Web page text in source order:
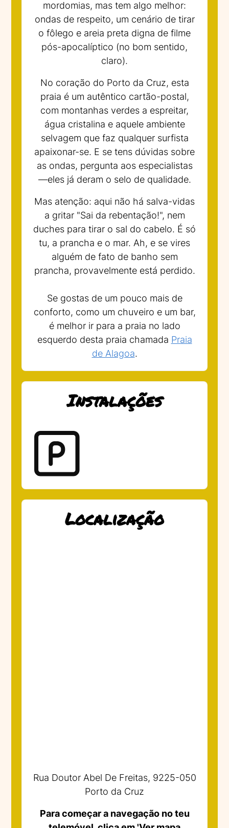
mordomias, mas tem algo melhor:
ondas de respeito, um cenário de tirar
o fôlego e areia preta digna de filme
pós-apocalíptico (no bom sentido,
claro).
No coração do Porto da Cruz, esta
praia é um autêntico cartão-postal,
com montanhas verdes a espreitar,
água cristalina e aquele ambiente
selvagem que faz qualquer surfista
apaixonar-se. E se tens dúvidas sobre
as ondas, pergunta aos especialistas
—eles já deram o selo de qualidade.
Mas atenção: aqui não há salva-vidas
a gritar "Sai da rebentação!", nem
duches para tirar o sal do cabelo. É só
tu, a prancha e o mar. Ah, e se vires
alguém de fato de banho sem
prancha, provavelmente está perdido.
Se gostas de um pouco mais de
conforto, como um chuveiro e um bar,
é melhor ir para a praia no lado
esquerdo desta praia chamada Praia
de Alagoa.
Instalações
Localização
Rua Doutor Abel De Freitas, 9225-050
Porto da Cruz
Para começar a navegação no teu